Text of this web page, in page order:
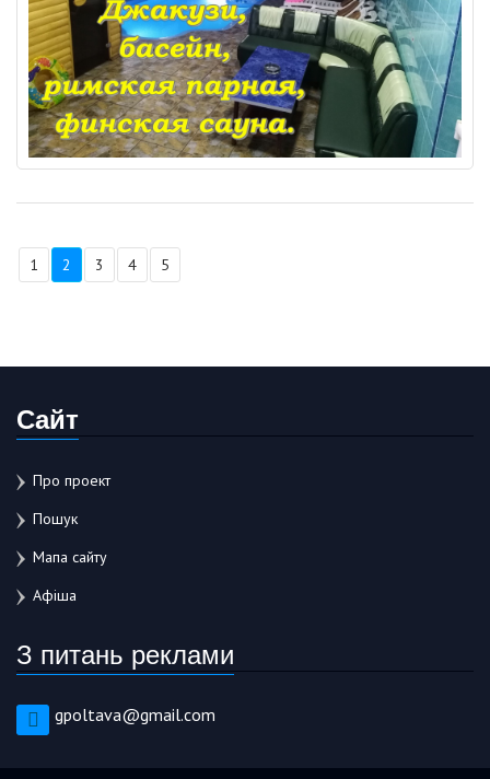
1 2 3 4 5
Сайт
Про проект
Пошук
Мапа сайту
Афіша
З питань реклами
gpoltava@gmail.com